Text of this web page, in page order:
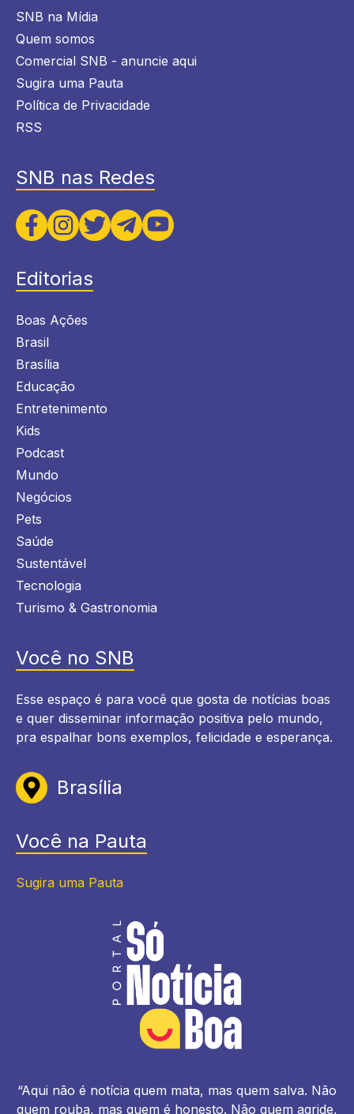
SNB na Mídia
Quem somos
Comercial SNB - anuncie aqui
Sugira uma Pauta
Política de Privacidade
RSS
SNB nas Redes
Editorias
Boas Ações
Brasil
Brasília
Educação
Entretenimento
Kids
Podcast
Mundo
Negócios
Pets
Saúde
Sustentável
Tecnologia
Turismo & Gastronomia
Você no SNB
Esse espaço é para você que gosta de notícias boas
e quer disseminar informação positiva pelo mundo,
pra espalhar bons exemplos, felicidade e esperança.
Brasília
Você na Pauta
Sugira uma Pauta
“Aqui não é notícia quem mata, mas quem salva. Não
quem rouba, mas quem é honesto. Não quem agride,